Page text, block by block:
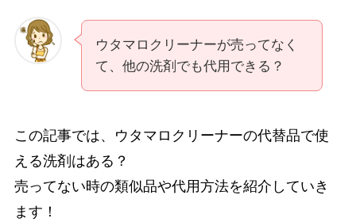
ウタマロクリーナーが売ってなく
て、他の洗剤でも代用できる？
この記事では、ウタマロクリーナーの代替品で使
える洗剤はある？
売ってない時の類似品や代用方法を紹介していき
ます！